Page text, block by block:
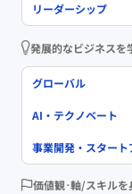
リーダーシップ
発展的なビジネスを
グローバル
AI・テクノベート
事業開発・スタート
価値観･軸/スキルを